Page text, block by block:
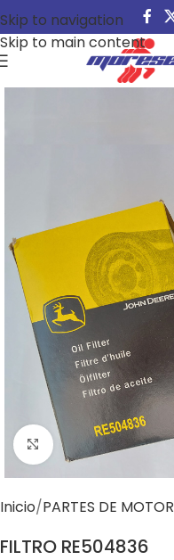
Skip to navigation
Skip to main content
Click to enlarge
Inicio PARTES DE MOTOR
FILTRO RE504836